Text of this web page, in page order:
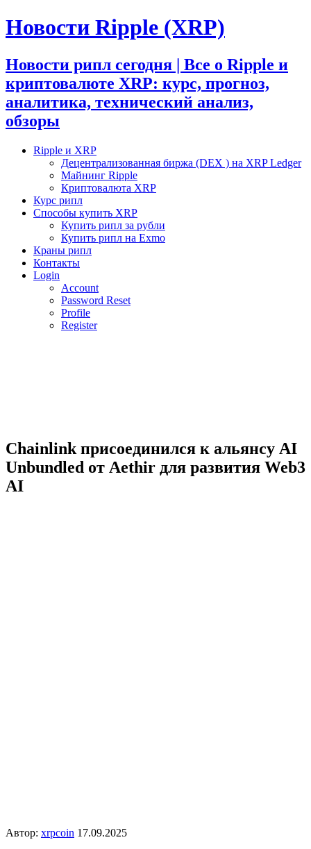
Новости Ripple (XRP)
Новости рипл сегодня | Все о Ripple и
криптовалюте XRP: курс, прогноз,
аналитика, технический анализ,
обзоры
Ripple и XRP
Децентрализованная биржа (DEX ) на XRP Ledger
Майнинг Ripple
Криптовалюта XRP
Курс рипл
Способы купить XRP
Купить рипл за рубли
Купить рипл на Exmo
Краны рипл
Контакты
Login
Account
Password Reset
Profile
Register
Chainlink присоединился к альянсу AI
Unbundled от Aethir для развития Web3
AI
Автор: xrpcoin 17.09.2025